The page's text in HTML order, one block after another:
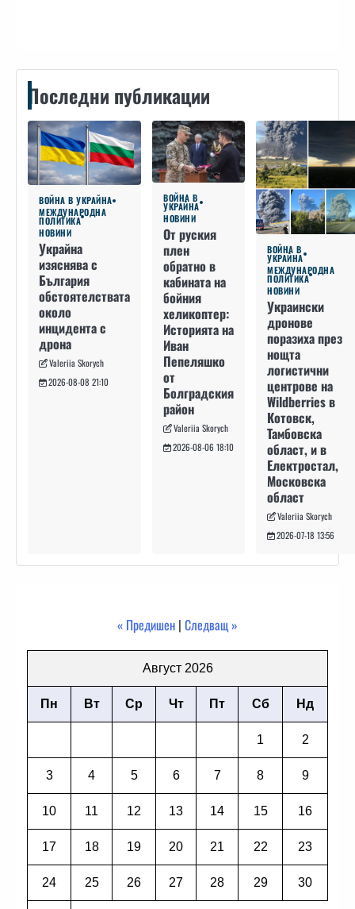
Последни публикации
ВОЙНА В УКРАЙНА
МЕЖДУНАРОДНА
ПОЛИТИКА
НОВИНИ
Украйна
изяснява с
България
обстоятелствата
около
инцидента с
дрона
Valeriia Skorych
2026-08-08 21:10
ВОЙНА В
УКРАЙНА
НОВИНИ
От руския
плен
обратно в
кабината на
бойния
хеликоптер:
Историята на
Иван
Пепеляшко
от
Болградския
район
Valeriia Skorych
2026-08-06 18:10
ВОЙНА В
УКРАЙНА
МЕЖДУНАРОДНА
ПОЛИТИКА
НОВИНИ
Украински
дронове
поразиха през
нощта
логистични
центрове на
Wildberries в
Котовск,
Тамбовска
област, и в
Електростал,
Московска
област
Valeriia Skorych
2026-07-18 13:56
« Предишен | Следващ »
Август 2026
Пн Вт Ср Чт Пт Сб Нд
1 2
3 4 5 6 7 8 9
10 11 12 13 14 15 16
17 18 19 20 21 22 23
24 25 26 27 28 29 30